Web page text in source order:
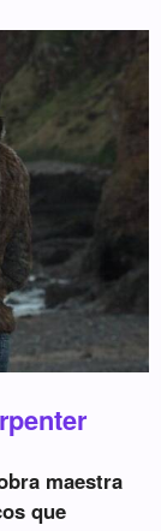
maestra
que